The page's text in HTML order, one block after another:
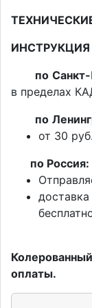
по
в пределах
по
от 30
по Россия:
оплаты.